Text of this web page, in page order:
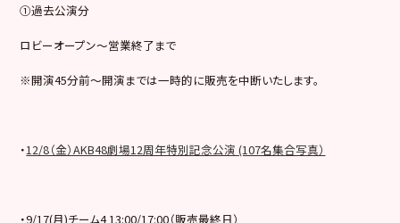
①過去公演分
ロビーオープン～営業終了まで
※開演45分前～開演までは一時的に販売を中断いたします。
・12/8（金）AKB48劇場12周年特別記念公演 (107名集合写真）
・9/17(月)チーム4 13:00/17:00（販売最終日）